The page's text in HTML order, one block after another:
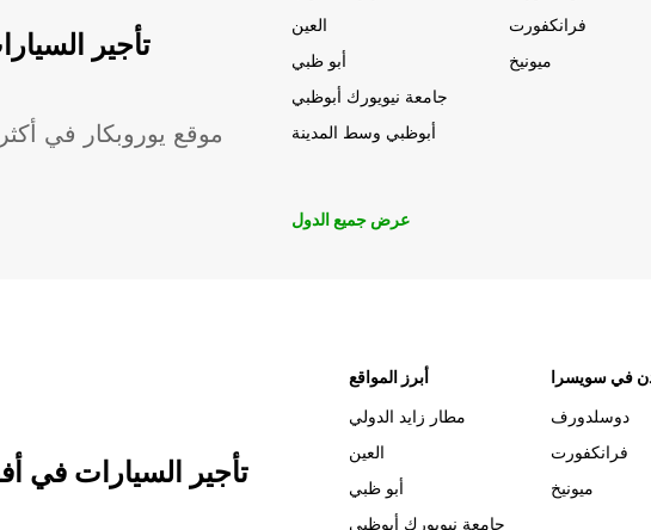
تأجير
موقع يوروبكار في
العين
أبو ظبي
جامعة نيويورك أبوظبي
أبوظبي وسط المدينة
فرانكفورت
ميونيخ
عرض جميع الدول
تأجير السيارات في
أبرز المواقع
مطار زايد الدولي
العين
أبو ظبي
جامعة نيويورك أبوظبي
في سويسرا
دوسلدورف
فرانكفورت
ميونيخ